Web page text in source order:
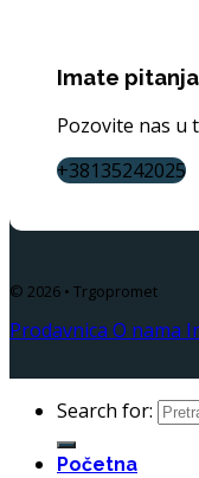
Imate
Pozovite nas u
+38135242025
© 2026 • Trgopromet
Prodavnica O nama
Search for:
Početna